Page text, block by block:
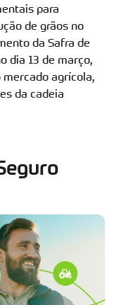
para
de grãos no
da Safra de
dia 13 de março,
agrícola,
da cadeia